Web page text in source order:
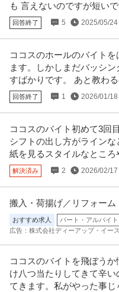
も 言えないのですが短い
回答終了 5 2025/05/24
ココスのホールのバイト
ます。しかしまだバッシ
すばかりです。 あと教わ
回答終了 1 2026/01/18
ココスのバイト初めて3回
シフトの出し方がライン
紙を見るスタイルなとこ
解決済み 2 2026/02/17
搬入・荷揚げ／リフォー
おすすめ求人
パート・アルバイト
広告：株式会社ディーアップ・イー
ココスのバイトを飛ぼう
け八つ当たりしてきて辛
てきます。私がやった事